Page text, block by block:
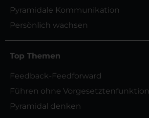
Pyramidale Kommunikation
Persönlich wachsen
Top Themen
Feedback-Feedforward
Führen ohne Vorgesetztenfunktion
Pyramidal denken